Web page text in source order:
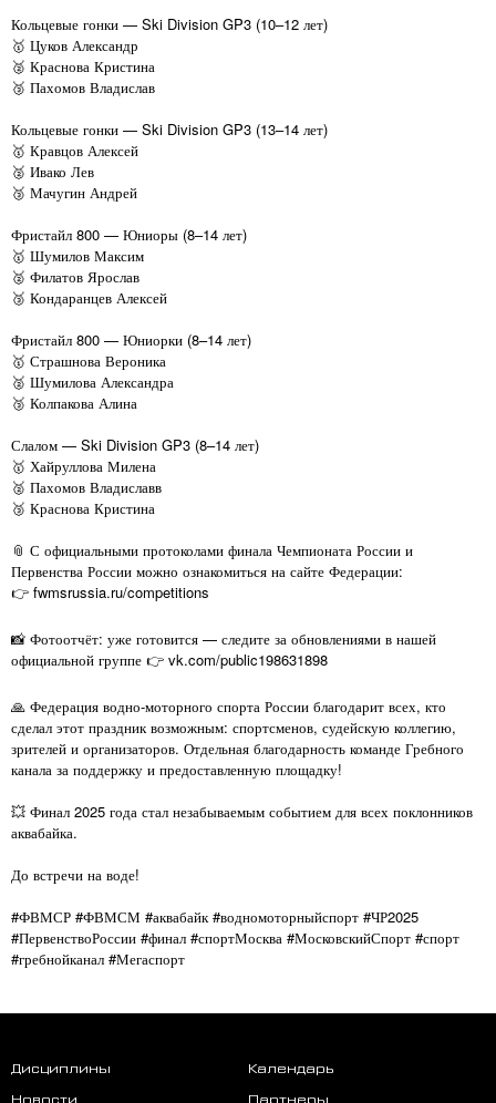
Кольцевые гонки — Ski Division GP3 (10–12 лет)
🥇 Цуков Александр
🥈 Краснова Кристина
🥉 Пахомов Владислав
Кольцевые гонки — Ski Division GP3 (13–14 лет)
🥇 Кравцов Алексей
🥈 Ивако Лев
🥉 Мачугин Андрей
Фристайл 800 — Юниоры (8–14 лет)
🥇 Шумилов Максим
🥈 Филатов Ярослав
🥉 Кондаранцев Алексей
Фристайл 800 — Юниорки (8–14 лет)
🥇 Страшнова Вероника
🥈 Шумилова Александра
🥉 Колпакова Алина
Слалом — Ski Division GP3 (8–14 лет)
🥇 Хайруллова Милена
🥈 Пахомов Владиславв
🥉 Краснова Кристина
📎 С официальными протоколами финала Чемпионата России и
Первенства России можно ознакомиться на сайте Федерации:
👉 fwmsrussia.ru/competitions
📸 Фотоотчёт: уже готовится — следите за обновлениями в нашей
официальной группе 👉 vk.com/public198631898
🙏 Федерация водно-моторного спорта России благодарит всех, кто
сделал этот праздник возможным: спортсменов, судейскую коллегию,
зрителей и организаторов. Отдельная благодарность команде Гребного
канала за поддержку и предоставленную площадку!
💥 Финал 2025 года стал незабываемым событием для всех поклонников
аквабайка.
До встречи на воде!
#ФВМСР #ФВМСМ #аквабайк #водномоторныйспорт #ЧР2025
#ПервенствоРоссии #финал #спортМосква #МосковскийСпорт #спорт
#гребнойканал #Мегаспорт
Дисциплины
Календарь
Новости
Партнеры